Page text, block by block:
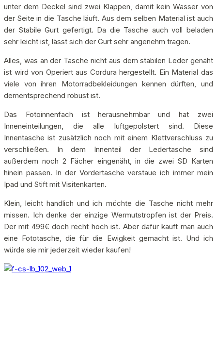
unter dem Deckel sind zwei Klappen, damit kein Wasser von
der Seite in die Tasche läuft. Aus dem selben Material ist auch
der Stabile Gurt gefertigt. Da die Tasche auch voll beladen
sehr leicht ist, lässt sich der Gurt sehr angenehm tragen.
Alles, was an der Tasche nicht aus dem stabilen Leder genäht
ist wird von Operiert aus Cordura hergestellt. Ein Material das
viele von ihren Motorradbekleidungen kennen dürften, und
dementsprechend robust ist.
Das Fotoinnenfach ist herausnehmbar und hat zwei
Inneneinteilungen, die alle luftgepolstert sind. Diese
Innentasche ist zusätzlich noch mit einem Klettverschluss zu
verschließen. In dem Innenteil der Ledertasche sind
außerdem noch 2 Fächer eingenäht, in die zwei SD Karten
hinein passen. In der Vordertasche verstaue ich immer mein
Ipad und Stift mit Visitenkarten.
Klein, leicht handlich und ich möchte die Tasche nicht mehr
missen. Ich denke der einzige Wermutstropfen ist der Preis.
Der mit 499€ doch recht hoch ist. Aber dafür kauft man auch
eine Fototasche, die für die Ewigkeit gemacht ist. Und ich
würde sie mir jederzeit wieder kaufen!